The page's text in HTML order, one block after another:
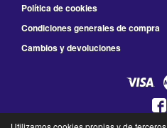
Política de cookies
Condiciones generales de compra
Cambios y devoluciones